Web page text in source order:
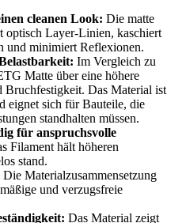
cleanen Look: Die matte
optisch Layer-Linien, kaschiert
und minimiert Reflexionen.
Im Vergleich zu
Matte über eine höhere
Bruchfestigkeit. Das Material ist
eignet sich für Bauteile, die
standhalten müssen.
für anspruchsvolle
Filament hält höheren
stand.
Die Materialzusammensetzung
und verzugsfreie
Das Material zeigt